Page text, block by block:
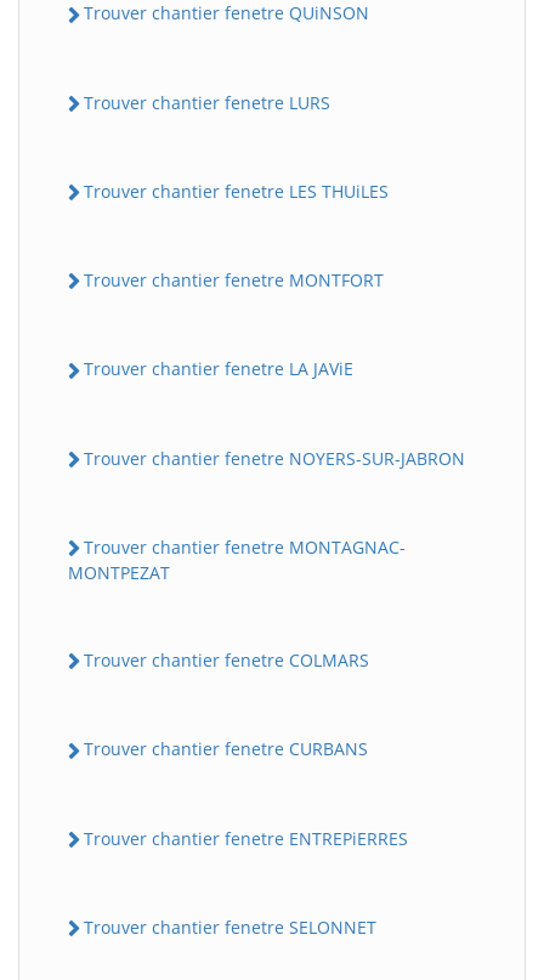
Trouver chantier fenetre QUiNSON
Trouver chantier fenetre LURS
Trouver chantier fenetre LES THUiLES
Trouver chantier fenetre MONTFORT
Trouver chantier fenetre LA JAViE
Trouver chantier fenetre NOYERS-SUR-JABRON
Trouver chantier fenetre MONTAGNAC-
MONTPEZAT
Trouver chantier fenetre COLMARS
Trouver chantier fenetre CURBANS
Trouver chantier fenetre ENTREPiERRES
Trouver chantier fenetre SELONNET